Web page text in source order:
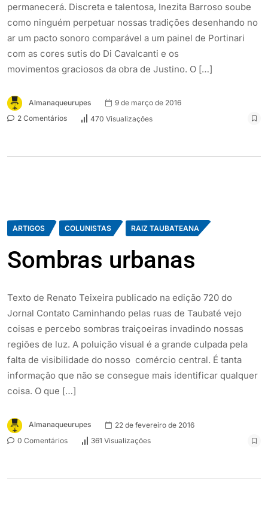
permanecerá. Discreta e talentosa, Inezita Barroso soube
como ninguém perpetuar nossas tradições desenhando no
ar um pacto sonoro comparável a um painel de Portinari
com as cores sutis do Di Cavalcanti e os
movimentos graciosos da obra de Justino. O […]
Almanaqueurupes
9 de março de 2016
2 Comentários
470 Visualizações
ARTIGOS COLUNISTAS RAIZ TAUBATEANA
Sombras urbanas
Texto de Renato Teixeira publicado na edição 720 do
Jornal Contato Caminhando pelas ruas de Taubaté vejo
coisas e percebo sombras traiçoeiras invadindo nossas
regiões de luz. A poluição visual é a grande culpada pela
falta de visibilidade do nosso comércio central. É tanta
informação que não se consegue mais identificar qualquer
coisa. O que […]
Almanaqueurupes
22 de fevereiro de 2016
0 Comentários
361 Visualizações